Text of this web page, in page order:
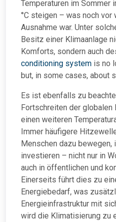
Temperaturen im Sommer
°C steigen – was noch vor
Ausnahme war. Unter
Besitz einer Klimaanlage
Komforts, sondern auch
conditioning system is no
but, in some cases, about
Es ist ebenfalls zu
Fortschreiten der globalen
einen weiteren
Immer häufigere
Menschen dazu bewegen,
investieren – nicht nur in
auch in öffentlichen und
Einerseits führt dies zu
Energiebedarf, was
Energieinfrastruktur mit
wird die Klimatisierung zu